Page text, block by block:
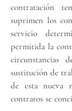
contratación
suprimen los
servicio
permitida la
sustitución de
de esta nueva
contratos se